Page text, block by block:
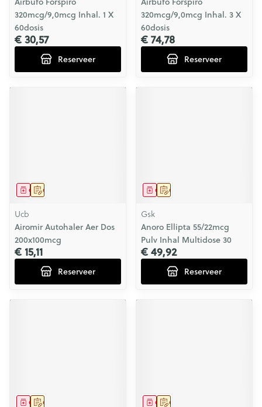
320mcg/9,0mcg Inhal. 1 X
60dosis
€ 30,57
Reserveer
320mcg/9,0mcg Inhal. 3 X
60dosis
€ 74,78
Reserveer
Op voorschrift
Geneesmiddel
Ucb
Airomir Autohaler Aer Dos
200x100mcg
€ 15,11
Reserveer
Op voorschrift
Geneesmiddel
Gsk
Anoro Ellipta 55/22mcg
Pulv Inhal Multidose 30
€ 49,92
Reserveer
Op voorschrift
Geneesmiddel Op voorschrift
Geneesmiddel